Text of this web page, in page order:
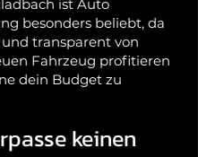
ist Auto
besonders beliebt, da
transparent von
Fahrzeug profitieren
dein Budget zu
keinen